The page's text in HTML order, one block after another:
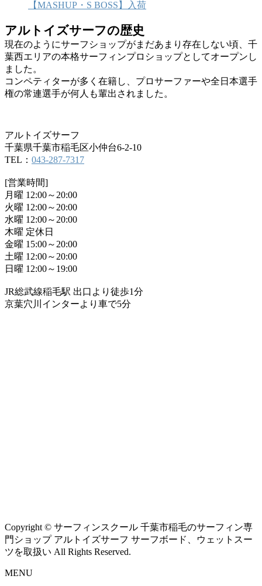
【MASHUP・S BOSS】入荷
アルトイズサーフの歴史
現在のようにサーフショップがまだあまり存在しない頃、千
葉西エリアの本格サーフィンプロショップとしてオープンし
ました。
コンペティターが多く在籍し、プロサーファーや全日本選手
権の常連選手が何人も輩出されました。
アルトイズサーフ
千葉県千葉市稲毛区小仲台6-2-10
TEL： 043-287-7317
[営業時間]
月曜 12:00～20:00
火曜 12:00～20:00
水曜 12:00～20:00
木曜 定休日
金曜 15:00～20:00
土曜 12:00～20:00
日曜 12:00～19:00
JR総武線稲毛駅 出口より徒歩1分
京葉穴川インターより車で5分
Copyright © サーフィンスクール 千葉市稲毛のサーフィン専
門ショップ アルトイズサーフ サーフボード、ウェットスー
ツを取扱い All Rights Reserved.
MENU